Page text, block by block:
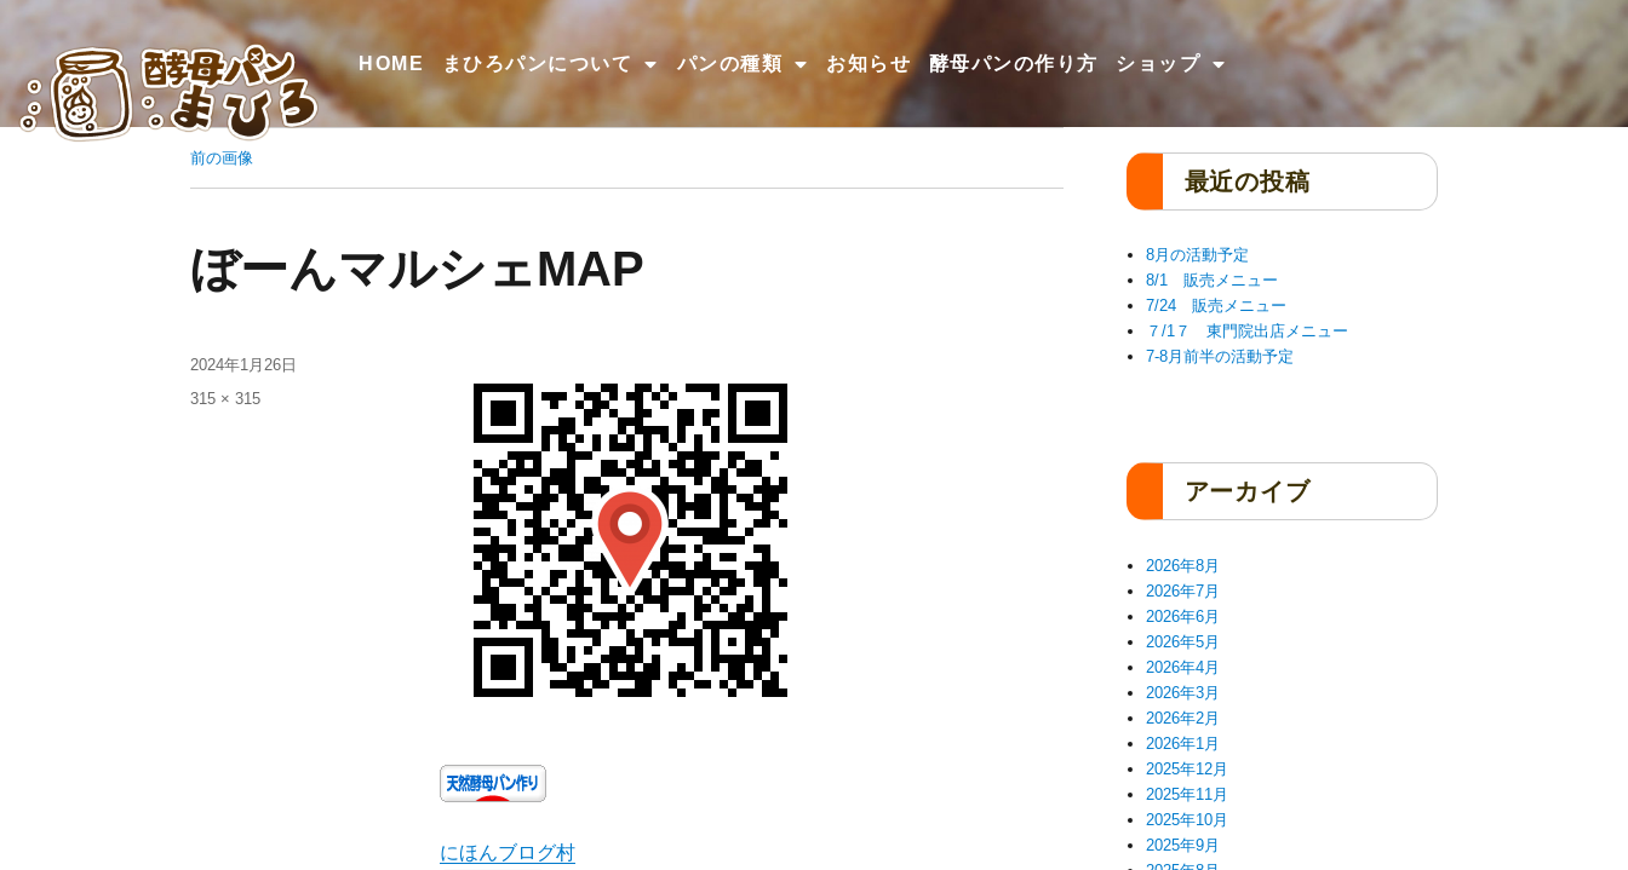
HOME まひろパンについて パンの種類 お知らせ 酵母パンの作り方 ショップ
前の画像
ぼーんマルシェMAP
にほんブログ村
2024年1月26日
315 × 315
最近の投稿
8月の活動予定
8/1 販売メニュー
7/24 販売メニュー
７/1７ 東門院出店メニュー
7-8月前半の活動予定
アーカイブ
2026年8月
2026年7月
2026年6月
2026年5月
2026年4月
2026年3月
2026年2月
2026年1月
2025年12月
2025年11月
2025年10月
2025年9月